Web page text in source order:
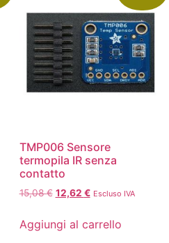
TMP006 Sensore
termopila IR senza
contatto
15,08€ 12,62 € Escluso IVA
Aggiungi al carrello